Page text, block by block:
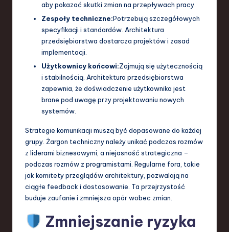
aby pokazać skutki zmian na przepływach pracy.
Zespoły techniczne:Potrzebują szczegółowych
specyfikacji i standardów. Architektura
przedsiębiorstwa dostarcza projektów i zasad
implementacji.
Użytkownicy końcowi:Zajmują się użytecznością
i stabilnością. Architektura przedsiębiorstwa
zapewnia, że doświadczenie użytkownika jest
brane pod uwagę przy projektowaniu nowych
systemów.
Strategie komunikacji muszą być dopasowane do każdej
grupy. Żargon techniczny należy unikać podczas rozmów
z liderami biznesowymi, a niejasność strategiczna –
podczas rozmów z programistami. Regularne fora, takie
jak komitety przeglądów architektury, pozwalają na
ciągłe feedback i dostosowanie. Ta przejrzystość
buduje zaufanie i zmniejsza opór wobec zmian.
Zmniejszanie ryzyka